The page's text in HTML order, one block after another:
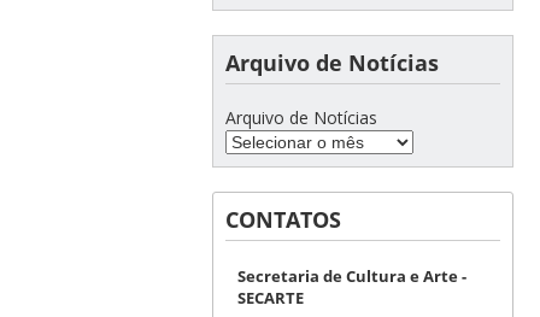
Arquivo de Notícias
Arquivo de Notícias
CONTATOS
Secretaria de Cultura e Arte -
SECARTE